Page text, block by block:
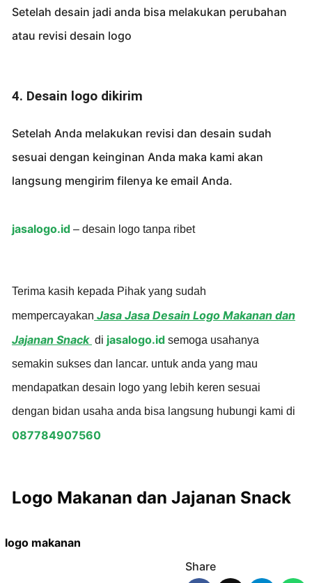
Setelah desain jadi anda bisa melakukan perubahan
atau revisi desain logo
4. Desain logo dikirim
Setelah Anda melakukan revisi dan desain sudah
sesuai dengan keinginan Anda maka kami akan
langsung mengirim filenya ke email Anda.
jasalogo.id – desain logo tanpa ribet
Terima kasih kepada Pihak yang sudah
mempercayakan Jasa Jasa Desain Logo Makanan dan
Jajanan Snack di jasalogo.id semoga usahanya
semakin sukses dan lancar. untuk anda yang mau
mendapatkan desain logo yang lebih keren sesuai
dengan bidan usaha anda bisa langsung hubungi kami di
087784907560
Logo Makanan dan Jajanan Snack
logo makanan
Share